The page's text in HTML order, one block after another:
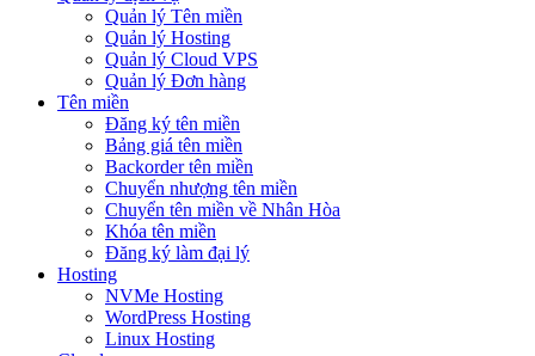
Quản lý Tên miền
Quản lý Hosting
Quản lý Cloud VPS
Quản lý Đơn hàng
Tên miền
Đăng ký tên miền
Bảng giá tên miền
Backorder tên miền
Chuyển nhượng tên miền
Chuyển tên miền về Nhân Hòa
Khóa tên miền
Đăng ký làm đại lý
Hosting
NVMe Hosting
WordPress Hosting
Linux Hosting